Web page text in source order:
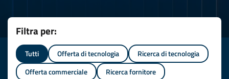
Filtra per:
Tutti Offerta di tecnologia
Ricerca di tecnologia
Offerta commerciale
Ricerca fornitore